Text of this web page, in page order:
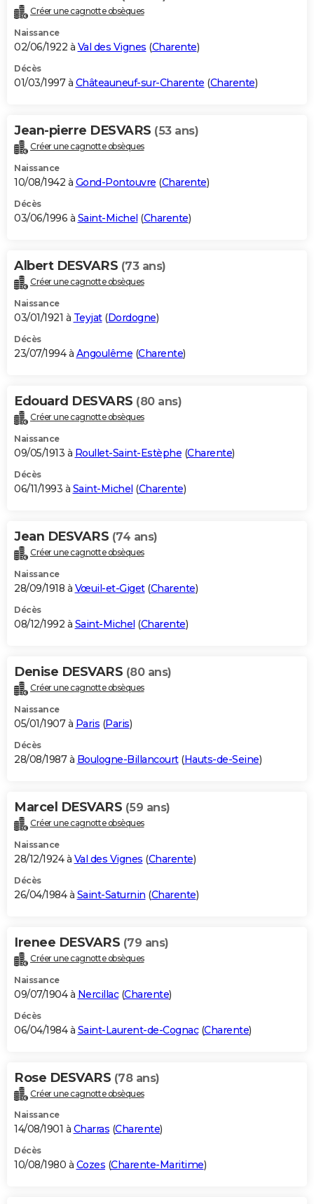
Créer une cagnotte obsèques
Naissance
02/06/1922 à Val des Vignes (Charente)
Décès
01/03/1997 à Châteauneuf-sur-Charente (Charente)
Jean-pierre DESVARS (53 ans)
Créer une cagnotte obsèques
Naissance
10/08/1942 à Gond-Pontouvre (Charente)
Décès
03/06/1996 à Saint-Michel (Charente)
Albert DESVARS (73 ans)
Créer une cagnotte obsèques
Naissance
03/01/1921 à Teyjat(Dordogne)
Décès
23/07/1994 à Angoulême (Charente)
Edouard DESVARS (80 ans)
Créer une cagnotte obsèques
Naissance
09/05/1913 à Roullet-Saint-Estèphe (Charente)
Décès
06/11/1993 à Saint-Michel (Charente)
Jean DESVARS (74 ans)
Créer une cagnotte obsèques
Naissance
28/09/1918 à Vœuil-et-Giget(Charente)
Décès
08/12/1992 à Saint-Michel (Charente)
Denise DESVARS (80 ans)
Créer une cagnotte obsèques
Naissance
05/01/1907 à Paris (Paris)
Décès
28/08/1987 à Boulogne-Billancourt(Hauts-de-Seine)
Marcel DESVARS (59 ans)
Créer une cagnotte obsèques
Naissance
28/12/1924 à Val des Vignes (Charente)
Décès
26/04/1984 à Saint-Saturnin (Charente)
Irenee DESVARS (79 ans)
Créer une cagnotte obsèques
Naissance
09/07/1904 à Nercillac(Charente)
Décès
06/04/1984 à Saint-Laurent-de-Cognac(Charente)
Rose DESVARS (78 ans)
Créer une cagnotte obsèques
Naissance
14/08/1901 à Charras (Charente)
Décès
10/08/1980 à Cozes (Charente-Maritime)